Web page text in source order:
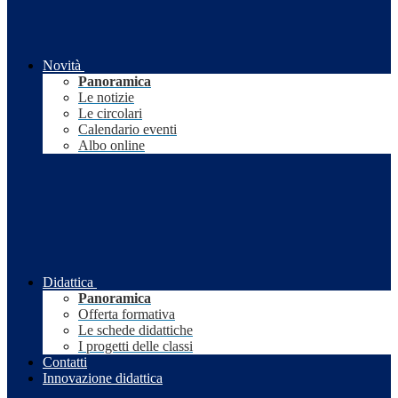
Novità
Panoramica
Le notizie
Le circolari
Calendario eventi
Albo online
Didattica
Panoramica
Offerta formativa
Le schede didattiche
I progetti delle classi
Contatti
Innovazione didattica